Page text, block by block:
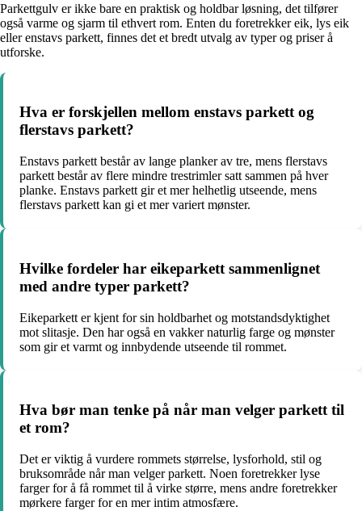
Parkettgulv er ikke bare en praktisk og holdbar løsning, det tilfører
også varme og sjarm til ethvert rom. Enten du foretrekker eik, lys eik
eller enstavs parkett, finnes det et bredt utvalg av typer og priser å
utforske.
Hva er forskjellen mellom enstavs parkett og
flerstavs parkett?
Enstavs parkett består av lange planker av tre, mens flerstavs
parkett består av flere mindre trestrimler satt sammen på hver
planke. Enstavs parkett gir et mer helhetlig utseende, mens
flerstavs parkett kan gi et mer variert mønster.
Hvilke fordeler har eikeparkett sammenlignet
med andre typer parkett?
Eikeparkett er kjent for sin holdbarhet og motstandsdyktighet
mot slitasje. Den har også en vakker naturlig farge og mønster
som gir et varmt og innbydende utseende til rommet.
Hva bør man tenke på når man velger parkett til
et rom?
Det er viktig å vurdere rommets størrelse, lysforhold, stil og
bruksområde når man velger parkett. Noen foretrekker lyse
farger for å få rommet til å virke større, mens andre foretrekker
mørkere farger for en mer intim atmosfære.